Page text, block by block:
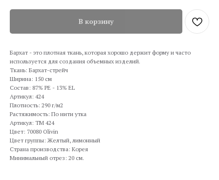
В корзину
Бархат - это плотная ткань, которая хорошо держит форму и часто
используется для создания объемных изделий.
Ткань: Бархат-стрейч
Ширина: 150 см
Состав: 87% PE - 13% EL
Артикул: 424
Плотность: 290 г/м2
Растяжимость: По нити утка
Артикул: TM 424
Цвет: 70080 Olivin
Цвет группы: Желтый, лимонный
Страна производства: Корея
Минимальный отрез: 20 см.